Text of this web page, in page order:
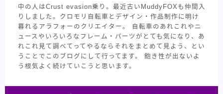
中の人はCrust evasion乗り。最近古いMuddyFOXも仲間入
りしました。クロモリ自転車とデザイン・作品制作に明け
暮れるアラフォーのクリエイター。 自転車のあれこれやニ
ュースやいろいろなフレーム・パーツがとても気になり、あ
れこれ見て調べてってやるならそれをまとめて見よう、とい
うことでこのブログにして行ってます。 飽き性が出ないよ
う根気よく続けていこうと思います。